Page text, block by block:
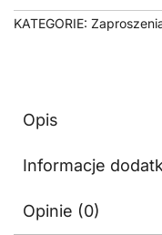
KATEGORIE:
Opis
Informacje
Opinie (0)